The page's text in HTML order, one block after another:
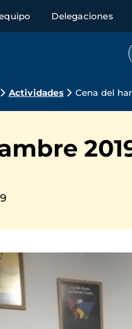
Delegaciones
Actividades Cena del